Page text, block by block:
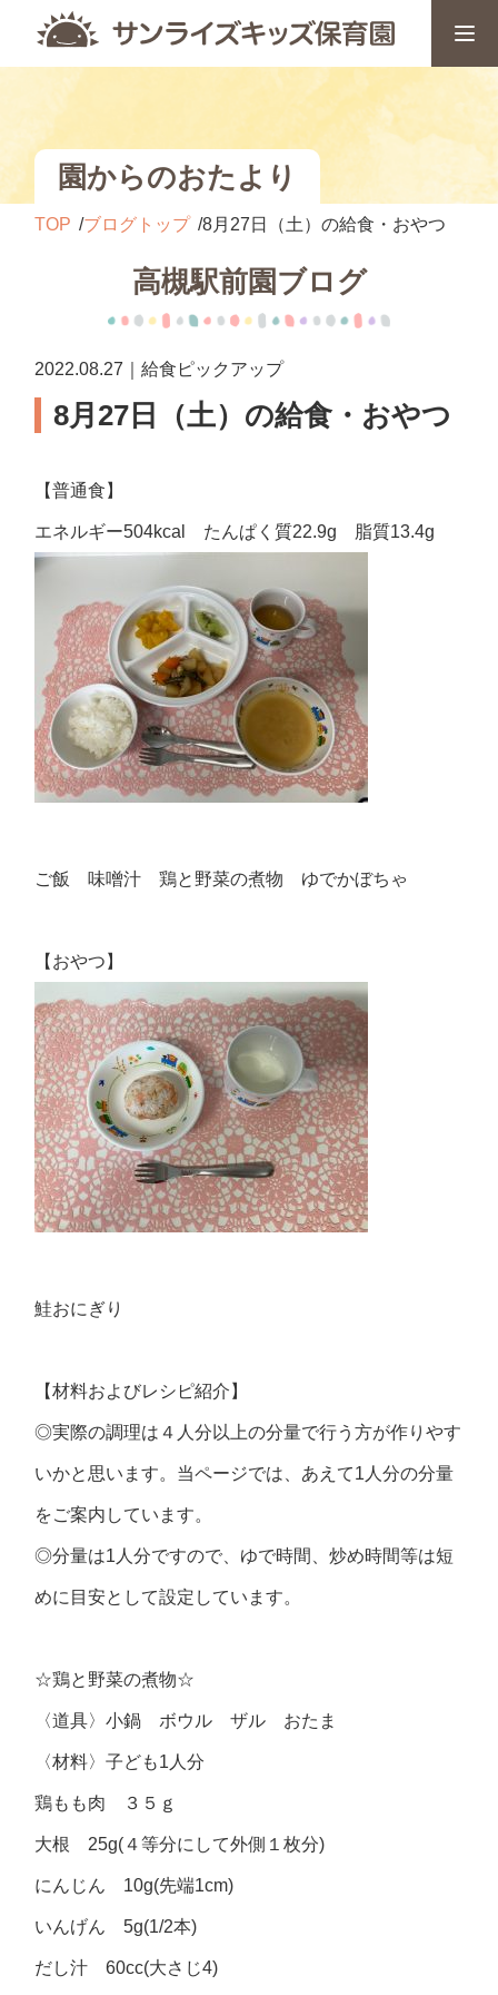
園からのおたより
TOP ブログトップ 8月27日（土）の給食・おやつ
高槻駅前園ブログ
2022.08.27｜給食ピックアップ
8月27日（土）の給食・おやつ
【普通食】
エネルギー504kcal たんぱく質22.9g 脂質13.4g
ご飯 味噌汁 鶏と野菜の煮物 ゆでかぼちゃ
【おやつ】
鮭おにぎり
【材料およびレシピ紹介】
◎実際の調理は４人分以上の分量で行う方が作りやす
いかと思います。当ページでは、あえて1人分の分量
をご案内しています。
◎分量は1人分ですので、ゆで時間、炒め時間等は短
めに目安として設定しています。
☆鶏と野菜の煮物☆
〈道具〉小鍋 ボウル ザル おたま
〈材料〉子ども1人分
鶏もも肉 ３５ｇ
大根 25g(４等分にして外側１枚分)
にんじん 10g(先端1cm)
いんげん 5g(1/2本)
だし汁 60cc(大さじ4)